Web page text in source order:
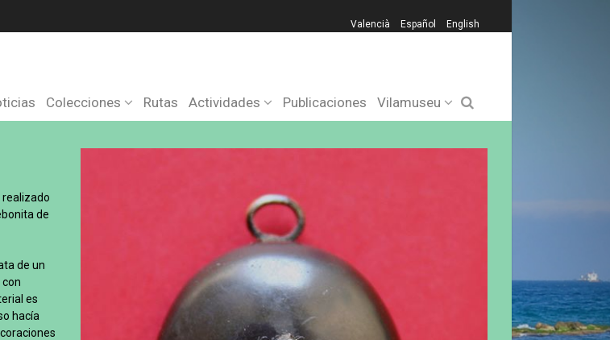
Valencià Español English
Colecciones Rutas Actividades Publicaciones Vilamuseu
realizado
de
de un
es
hacía